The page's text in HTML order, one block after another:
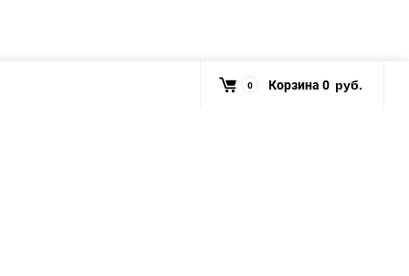
0 Корзина 0 руб.